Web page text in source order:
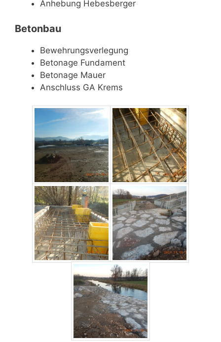
Anhebung Hebesberger
Betonbau
Bewehrungsverlegung
Betonage Fundament
Betonage Mauer
Anschluss GA Krems